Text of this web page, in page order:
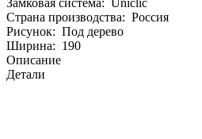
Страна производства: Россия
Рисунок: Под дерево
Ширина: 190
Описание
Детали